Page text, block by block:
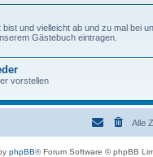
bist und vielleicht ab und zu mal bei
Gästebuch eintragen.
vorstellen
Alle
phpBB® Forum Software © phpBB